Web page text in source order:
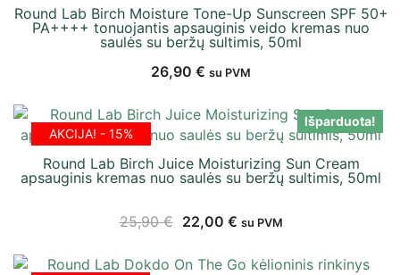
Round Lab Birch Moisture Tone-Up Sunscreen SPF 50+
PA++++ tonuojantis apsauginis veido kremas nuo
saulės su beržų sultimis, 50ml
26,90 € su PVM
Išparduota!
AKCIJA! - 15%
Round Lab Birch Juice Moisturizing Sun Cream
apsauginis kremas nuo saulės su beržų sultimis, 50ml
25,90€ 22,00 € su PVM